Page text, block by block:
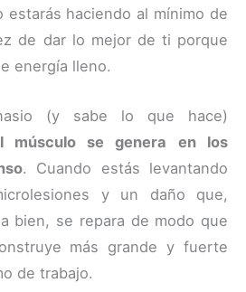
estarás haciendo al mínimo de
de dar lo mejor de ti porque
energía lleno.
(y sabe lo que hace)
músculo se genera en los
. Cuando estás levantando
y un daño que,
bien, se repara de modo que
más grande y fuerte
de trabajo.